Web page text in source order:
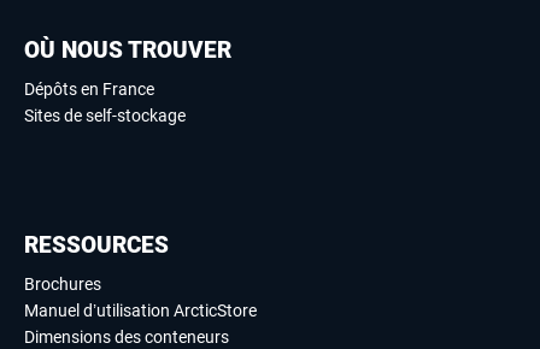
OÙ NOUS TROUVER
Dépôts en France
Sites de self-stockage
RESSOURCES
Brochures
Manuel d’utilisation ArcticStore
Dimensions des conteneurs